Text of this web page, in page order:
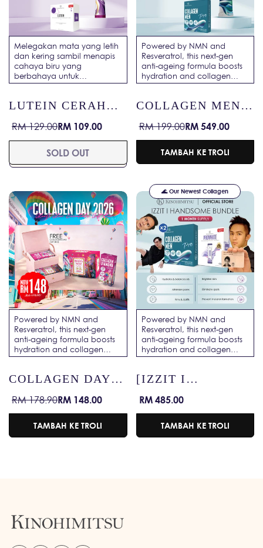
Melegakan mata yang letih
dan kering sambil menapis
cahaya biru yang
berbahaya untuk
memastikan penglihatan
sihat.
LUTEIN CERAH
Harga
jualan
RM 129.00Harga
biasa
RM 109.00
SOLD OUT
Powered by NMN and
Resveratrol, this next-gen
anti-ageing formula boosts
hydration and collagen
renewal—Fast-Forward to
COLLAGEN MEN
Harga
jualan
RM 199.00Harga
biasa
RM 549.00
TAMBAH KE TROLI
Powered by NMN and
Resveratrol, this next-gen
anti-ageing formula boosts
hydration and collagen
renewal—Fast-Forward to
COLLAGEN DAY
BOX
Harga
jualan
RM 178.90Harga
biasa
RM 148.00
TAMBAH KE TROLI
🌊 Our Newest Collagen
Powered by NMN and
Resveratrol, this next-gen
anti-ageing formula boosts
hydration and collagen
renewal—Fast-Forward to
[IZZIT I
BUNDLE]
COLLAGEN MEN
PRO + PROWHITE
Harga
jualan
Harga
biasa
RM 485.00
TAMBAH KE TROLI